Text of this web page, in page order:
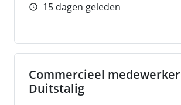
15 dagen geleden
Commercieel medewerker
Duitstalig